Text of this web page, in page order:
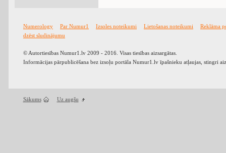
Numerology Par Numur1 Izsoles noteikumi Lietošanas noteikumi
Reklāma
dzēst sludinājumu
© Autortiesības Numur1.lv 2009 - 2016. Visas tiesības aizsargātas.
Informācijas pārpublicēšana bez izsoļu portāla Numur1.lv īpašnieku atļaujas, stingri
Sākums Uz augšu